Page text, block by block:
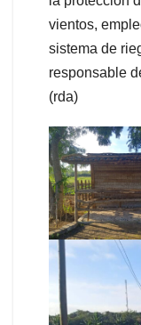
vientos,
sistema de
responsable
(rda)